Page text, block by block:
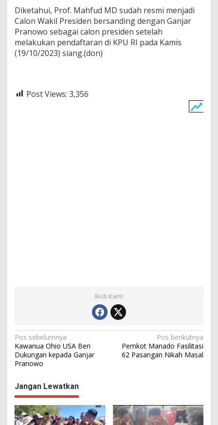
i
C
a
w
a
p
Diketahui, Prof. Mahfud MD sudah resmi menjadi
Calon Wakil Presiden bersanding dengan Ganjar
Pranowo sebagai calon presiden setelah
melakukan pendaftaran di KPU RI pada Kamis
(19/10/2023) siang.(don)
Post Views: 3,356
Ikuti Kami
N
a
v
i
g
a
s
Pos sebelumnya
Kawanua Ohio USA Beri
Dukungan kepada Ganjar
Pranowo
Pos berikutnya
Pemkot Manado Fasilitasi
62 Pasangan Nikah Masal
Jangan Lewatkan